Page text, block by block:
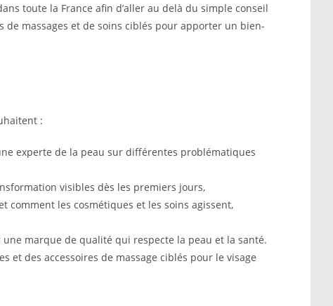
toute la France afin d’aller au delà du simple conseil
de massages et de soins ciblés pour apporter un bien-
:
experte de la peau sur différentes problématiques
visibles dès les premiers jours,
comment les cosmétiques et les soins agissent,
une marque de qualité qui respecte la peau et la santé.
et des accessoires de massage ciblés pour le visage